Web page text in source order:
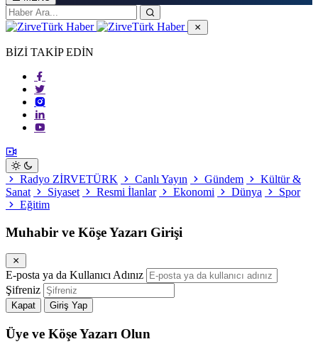
BİZİ TAKİP EDİN
Radyo ZİRVETÜRK Canlı Yayın Gündem
Kültür &
Sanat
Siyaset Resmi İlanlar Ekonomi Dünya
Spor
Eğitim
Muhabir ve Köşe Yazarı Girişi
E-posta ya da Kullanıcı Adınız
Şifreniz
Kapat Giriş Yap
Üye ve Köşe Yazarı Olun